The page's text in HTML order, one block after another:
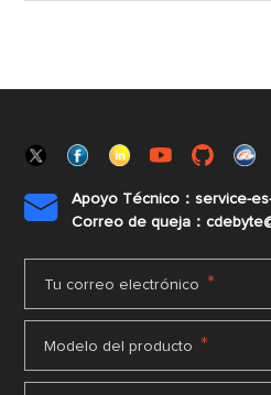

Apoyo Técnico：service-
Correo de queja：
Tu correo electrónico *
Modelo del producto *